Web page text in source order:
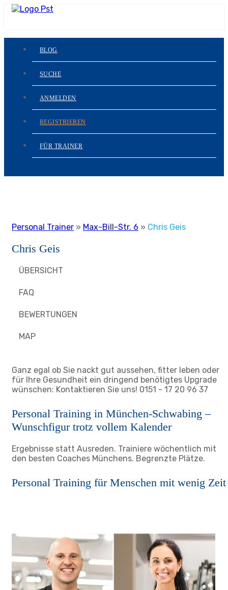
BLOG
SUCHE
ANMELDEN
REGISTRIEREN
FÜR TRAINER
Personal Trainer » Max-Bill-Str. 6 » Chris Geis
Chris Geis
ÜBERSICHT
FAQ
BEWERTUNGEN
MAP
Ganz egal ob Sie nackt gut aussehen, fitter leben oder
für Ihre Gesundheit ein dringend benötigtes Upgrade
wünschen: Kontaktieren Sie uns! 0151 - 17 20 96 37
Personal Training in München-Schwabing –
Wunschfigur trotz vollem Kalender
Ergebnisse statt Ausreden. Trainiere wöchentlich mit
den besten Coaches Münchens. Begrenzte Plätze.
Personal Training für Menschen mit wenig Zeit